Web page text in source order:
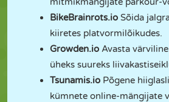
BikeBrainrots.io Sõida
kiiretes platvormilõikudes.
Growden.io Avasta
üheks suureks
Tsunamis.io Põgene
kümnete online-mängijate